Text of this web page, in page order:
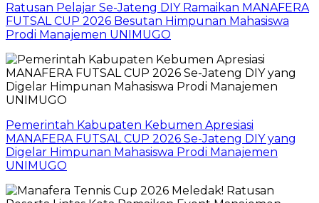
Ratusan Pelajar Se-Jateng DIY Ramaikan MANAFERA
FUTSAL CUP 2026 Besutan Himpunan Mahasiswa
Prodi Manajemen UNIMUGO
Pemerintah Kabupaten Kebumen Apresiasi
MANAFERA FUTSAL CUP 2026 Se-Jateng DIY yang
Digelar Himpunan Mahasiswa Prodi Manajemen
UNIMUGO